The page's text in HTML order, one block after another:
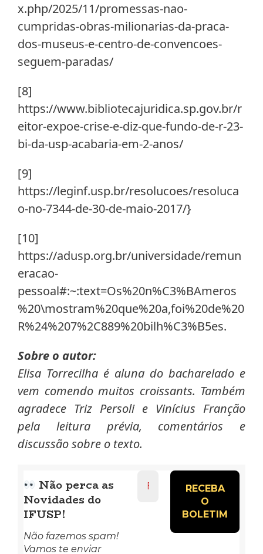
x.php/2025/11/promessas-nao-
cumpridas-obras-milionarias-da-praca-
dos-museus-e-centro-de-convencoes-
seguem-paradas/
[8]
https://www.bibliotecajuridica.sp.gov.br/r
eitor-expoe-crise-e-diz-que-fundo-de-r-23-
bi-da-usp-acabaria-em-2-anos/
[9]
https://leginf.usp.br/resolucoes/resoluca
o-no-7344-de-30-de-maio-2017/}
[10]
https://adusp.org.br/universidade/remun
eracao-
pessoal#:~:text=Os%20n%C3%BAmeros
%20\mostram%20que%20a,foi%20de%20
R%24%207%2C889%20bilh%C3%B5es.
Sobre o autor:
Elisa Torrecilha é aluna do bacharelado e
vem comendo muitos croissants. Também
agradece Triz Persoli e Vinícius Franção
pela leitura prévia, comentários e
discussão sobre o texto.
Não perca as
Novidades do
IFUSP!
Não fazemos spam!
Vamos te enviar
Endereço
de